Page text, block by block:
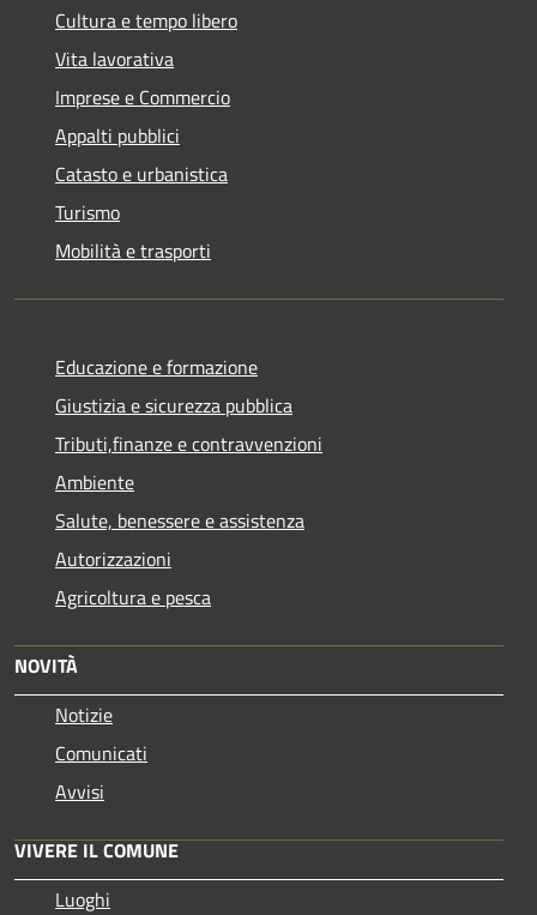
Cultura e tempo libero
Vita lavorativa
Imprese e Commercio
Appalti pubblici
Catasto e urbanistica
Turismo
Mobilità e trasporti
Educazione e formazione
Giustizia e sicurezza pubblica
Tributi,finanze e contravvenzioni
Ambiente
Salute, benessere e assistenza
Autorizzazioni
Agricoltura e pesca
NOVITÀ
Notizie
Comunicati
Avvisi
VIVERE IL COMUNE
Luoghi